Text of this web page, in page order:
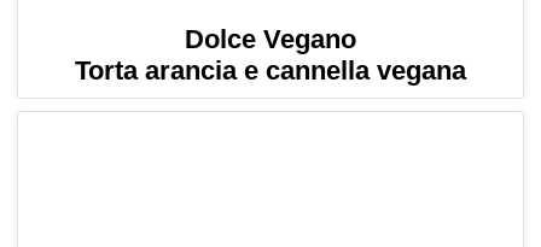
Dolce Vegano
Torta arancia e cannella vegana